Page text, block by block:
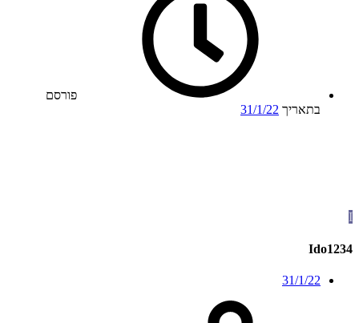
פורסם
בתאריך 31/1/22
I
Ido1234
31/1/22